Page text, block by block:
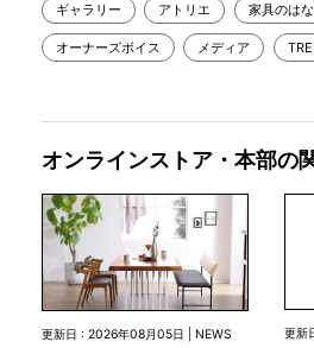
ギャラリー アトリエ 家具のは
オーナーズボイス メディア
オンラインストア・本部の
更新日 : 2026年08月05日 | NEWS 更新